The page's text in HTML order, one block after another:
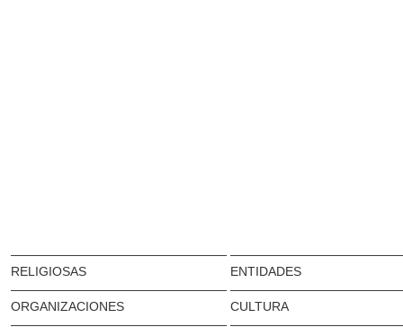
RELIGIOSAS ENTIDADES
ORGANIZACIONES CULTURA